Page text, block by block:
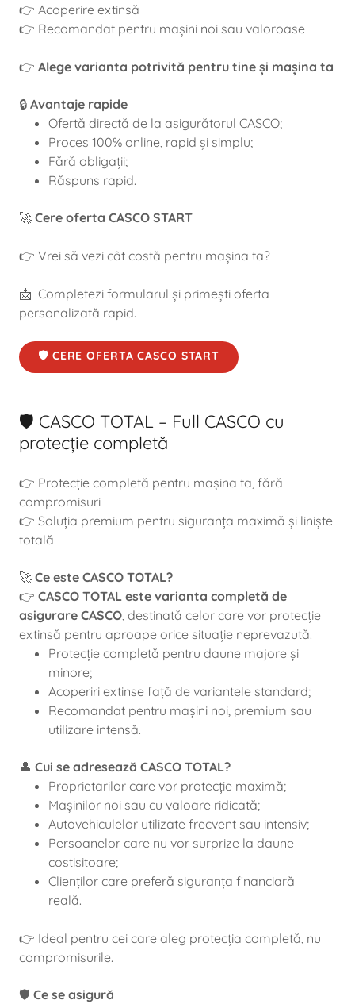
👉 Acoperire extinsă
👉 Recomandat pentru mașini noi sau valoroase
👉 Alege varianta potrivită pentru tine și mașina ta
🔒 Avantaje rapide
Ofertă directă de la asigurătorul CASCO;
Proces 100% online, rapid și simplu;
Fără obligații;
Răspuns rapid.
🚀 Cere oferta CASCO START
👉 Vrei să vezi cât costă pentru mașina ta?
📩 Completezi formularul și primești oferta
personalizată rapid.
🛡️ CERE OFERTA CASCO START
🛡️ CASCO TOTAL – Full CASCO cu
protecție completă
👉 Protecție completă pentru mașina ta, fără
compromisuri
👉 Soluția premium pentru siguranța maximă și liniște
totală
🚀 Ce este CASCO TOTAL?
👉 CASCO TOTAL este varianta completă de
asigurare CASCO, destinată celor care vor protecție
extinsă pentru aproape orice situație neprevazută.
Protecție completă pentru daune majore și
minore;
Acoperiri extinse față de variantele standard;
Recomandat pentru mașini noi, premium sau
utilizare intensă.
👤 Cui se adresează CASCO TOTAL?
Proprietarilor care vor protecție maximă;
Mașinilor noi sau cu valoare ridicată;
Autovehiculelor utilizate frecvent sau intensiv;
Persoanelor care nu vor surprize la daune
costisitoare;
Clienților care preferă siguranța financiară
reală.
👉 Ideal pentru cei care aleg protecția completă, nu
compromisurile.
🛡️ Ce se asigură